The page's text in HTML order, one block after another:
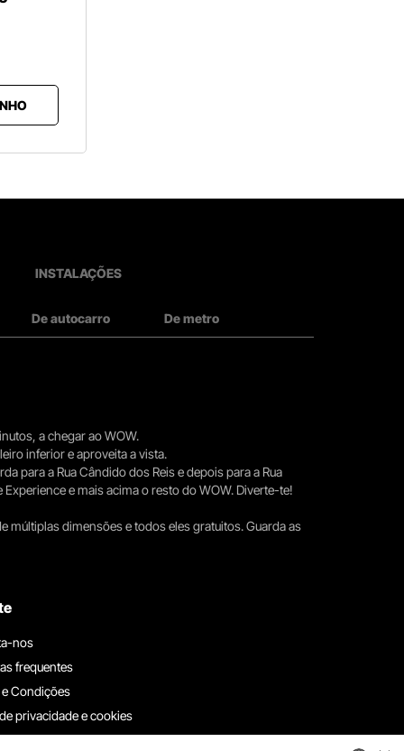
INSTALAÇÕES
De autocarro De metro
a chegar ao WOW.
inferior e aproveita a vista.
para a Rua Cândido dos Reis e depois para a Rua
e mais acima o resto do WOW. Diverte-te!
múltiplas dimensões e todos eles gratuitos. Guarda as
nos
frequentes
Condições
privacidade e cookies
connosco